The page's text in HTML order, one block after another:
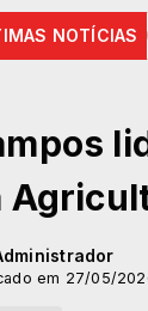
NOTÍCIAS
podem
em 27/05/